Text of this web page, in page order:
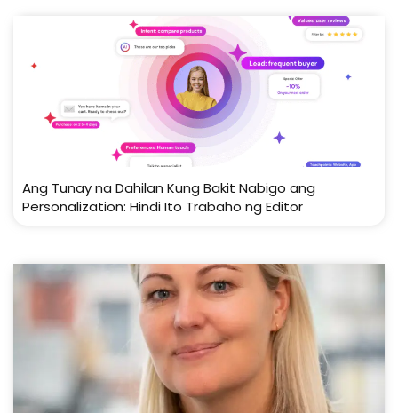
Ang Tunay na Dahilan Kung Bakit Nabigo ang
Personalization: Hindi Ito Trabaho ng Editor